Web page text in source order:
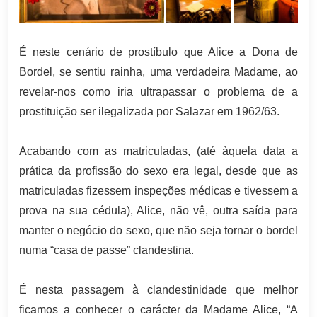
É neste cenário de prostíbulo que Alice a Dona de
Bordel, se sentiu rainha, uma verdadeira Madame, ao
revelar-nos como iria ultrapassar o problema de a
prostituição ser ilegalizada por Salazar em 1962/63.
Acabando com as matriculadas, (até àquela data a
prática da profissão do sexo era legal, desde que as
matriculadas fizessem inspeções médicas e tivessem a
prova na sua cédula), Alice, não vê, outra saída para
manter o negócio do sexo, que não seja tornar o bordel
numa “casa de passe” clandestina.
É nesta passagem à clandestinidade que melhor
ficamos a conhecer o carácter da Madame Alice, “A